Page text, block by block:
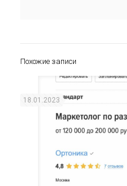
Похожие записи
18.01.2023